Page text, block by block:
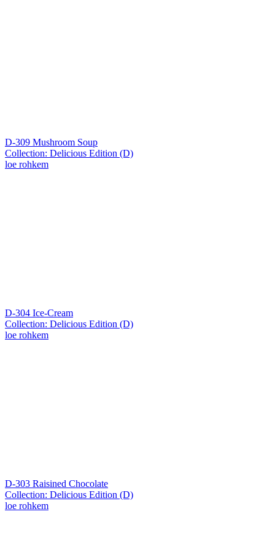
D-309 Mushroom Soup
Collection: Delicious Edition (D)
loe rohkem
D-304 Ice-Cream
Collection: Delicious Edition (D)
loe rohkem
D-303 Raisined Chocolate
Collection: Delicious Edition (D)
loe rohkem